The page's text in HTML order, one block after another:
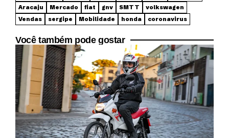
Aracaju
Mercado fiat gnv SMTT
volkswagen
Vendas
sergipe Mobilidade honda coronavirus
Você também pode gostar